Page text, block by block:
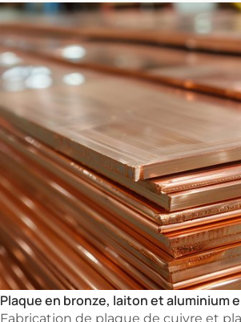
Plaque en bronze, laiton et aluminium